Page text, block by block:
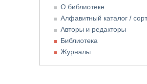
О библиотеке
Алфавитный каталог /
Авторы и редакторы
Библиотека
Журналы